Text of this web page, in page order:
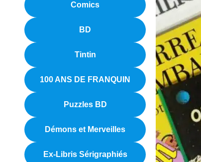
Comics
BD
Tintin
100 ANS DE FRANQUIN
Puzzles BD
Démons et Merveilles
Ex-Libris Sérigraphiés